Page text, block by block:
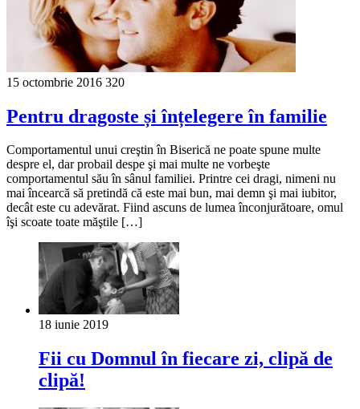
15 octombrie 2016 320
Pentru dragoste și înțelegere în familie
Comportamentul unui creştin în Biserică ne poate spune multe
despre el, dar probail despe şi mai multe ne vorbeşte
comportamentul său în sânul familiei. Printre cei dragi, nimeni nu
mai încearcă să pretindă că este mai bun, mai demn şi mai iubitor,
decât este cu adevărat. Fiind ascuns de lumea înconjurătoare, omul
îşi scoate toate măştile […]
18 iunie 2019
Fii cu Domnul în fiecare zi, clipă de
clipă!